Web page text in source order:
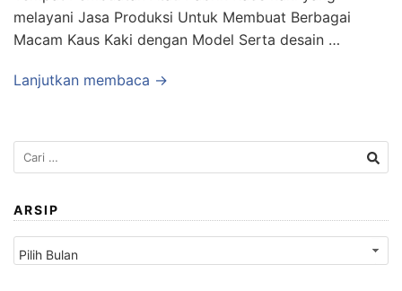
melayani Jasa Produksi Untuk Membuat Berbagai
Macam Kaus Kaki dengan Model Serta desain …
Lanjutkan membaca →
Cari
untuk:
ARSIP
Arsip